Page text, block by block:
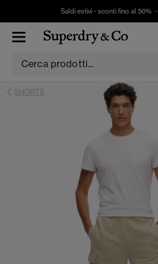
Saldi estivi - sconti fino al 50% -
SHORTS